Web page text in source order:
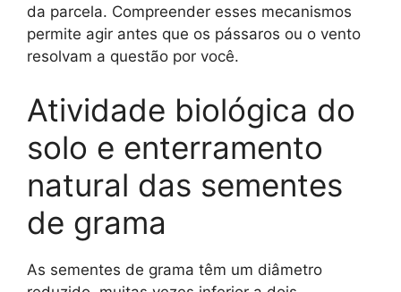
da parcela. Compreender esses mecanismos
permite agir antes que os pássaros ou o vento
resolvam a questão por você.
Atividade biológica do
solo e enterramento
natural das sementes
de grama
As sementes de grama têm um diâmetro